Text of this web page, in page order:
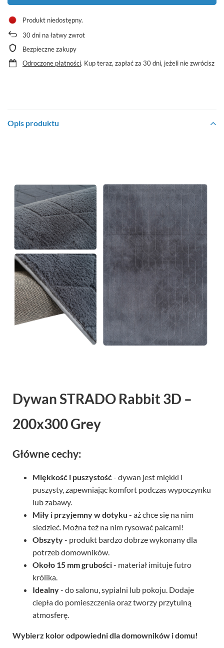
Produkt niedostępny
30dni na łatwy zwrot
Bezpieczne zakupy
Odroczone płatności. Kup teraz, zapłać za 30 dni, jeżeli nie zwrócisz
Opis produktu
Dywan STRADO Rabbit 3D –
200x300 Grey
Główne cechy:
Miękkość i puszystość- dywan jest miękki i
puszysty, zapewniając komfort podczas wypoczynku
lub zabawy.
Miły i przyjemny w dotyku - aż chce się na nim
siedzieć. Można też na nim rysować palcami!
Obszyty- produkt bardzo dobrze wykonany dla
potrzeb domowników.
Około 15 mm grubości- materiał imituje futro
królika.
Idealny- do salonu, sypialni lub pokoju. Dodaje
ciepła do pomieszczenia oraz tworzy przytulną
atmosferę.
Wybierz kolor odpowiedni dla domowników i domu!